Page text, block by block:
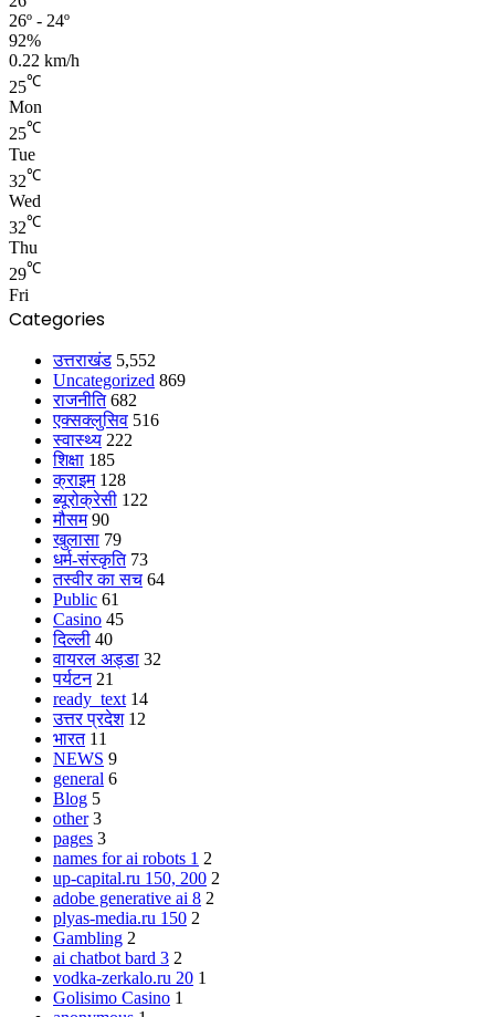
26º - 24º
92%
0.22 km/h
25℃
Mon
25℃
Tue
32℃
Wed
32℃
Thu
29℃
Fri
Categories
उत्तराखंड 5,552
Uncategorized 869
राजनीति 682
एक्सक्लुसिव 516
स्वास्थ्य 222
शिक्षा 185
क्राइम 128
ब्यूरोक्रेसी 122
मौसम 90
खुलासा 79
धर्म-संस्कृति 73
तस्वीर का सच 64
Public 61
Casino 45
दिल्ली 40
वायरल अड्डा 32
पर्यटन 21
ready_text 14
उत्तर प्रदेश 12
भारत 11
NEWS 9
general 6
Blog 5
other 3
pages 3
names for ai robots 1 2
up-capital.ru 150, 200 2
adobe generative ai 8 2
plyas-media.ru 150 2
Gambling 2
ai chatbot bard 3 2
vodka-zerkalo.ru 20 1
Golisimo Casino 1